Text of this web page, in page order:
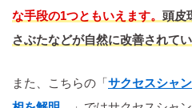
な手段の1つともいえます。 頭皮
さぶたなどが自然に改善されて
また、こちらの「サクセスシャ